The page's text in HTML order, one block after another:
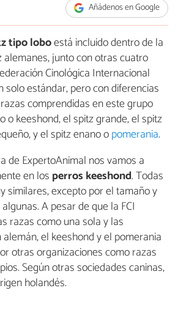
Añádenos en Google
tipo loboestá incluido dentro de la
junto con otras cuatro
Cinológica Internacional
solo estándar, pero con diferencias
comprendidas en este grupo
o keeshond, el spitz grande, el spitz
y el spitz enano opomerania.
de ExpertoAnimal nos vamos a
en los perros keeshond. Todas
similares, excepto por el tamaño y
A pesar de que la FCI
razas como una sola y las
el keeshond y el pomerania
otras organizaciones como razas
Según otras sociedades caninas,
holandés.